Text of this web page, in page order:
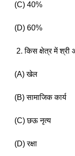
(C) 40%
(D) 60%
2. किस क्षेत्र में श्री
(A) खेल
(B) सामाजिक कार्य
(C) छऊ नृत्य
(D) रक्षा